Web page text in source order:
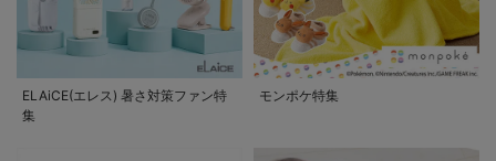
ELAiCE(エレス) 暑さ対策ファン特
集
モンポケ特集